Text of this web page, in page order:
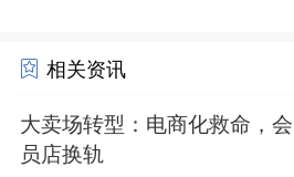
相关资讯
大卖场转型：电商化救命，会
员店换轨